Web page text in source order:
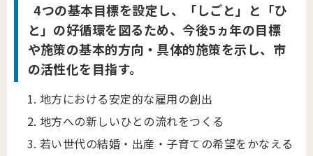
4つの基本目標を設定し、「しごと」と「ひ
と」の好循環を図るため、今後5ヵ年の目標
や施策の基本的方向・具体的施策を示し、市
の活性化を目指す。
地方における安定的な雇用の創出
地方への新しいひとの流れをつくる
若い世代の結婚・出産・子育ての希望をかなえる